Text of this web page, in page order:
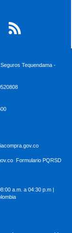
Tequendama -
Formulario PQRSD
a.m. a 04:30 p.m |